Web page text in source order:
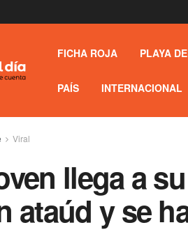
FICHA ROJA PLAYA
PAÍS INTERNACIONAL
Viral
llega a
ataúd y se